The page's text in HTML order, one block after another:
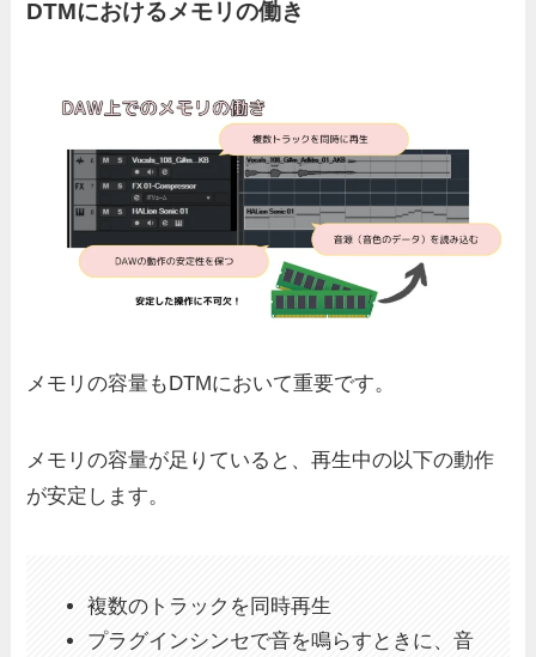
DTMにおけるメモリの働き
メモリの容量もDTMにおいて重要です。
メモリの容量が足りていると、再生中の以下の動作
が安定します。
複数のトラックを同時再生
プラグインシンセで音を鳴らすときに、音